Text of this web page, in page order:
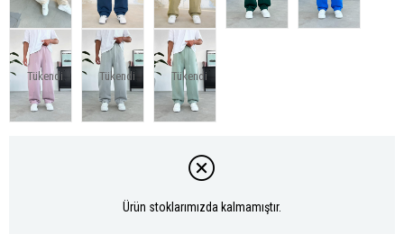
Tükendi Tükendi Tükendi
Ürün stoklarımızda kalmamıştır.